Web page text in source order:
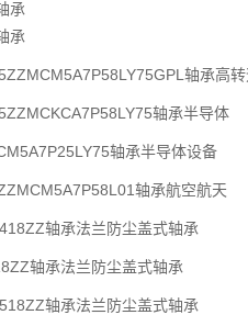
承
承
轴承高
轴承半导体
轴承半导体设备
轴承航空航天
轴承法兰防尘盖式轴承
轴承法兰防尘盖式轴承
轴承法兰防尘盖式轴承